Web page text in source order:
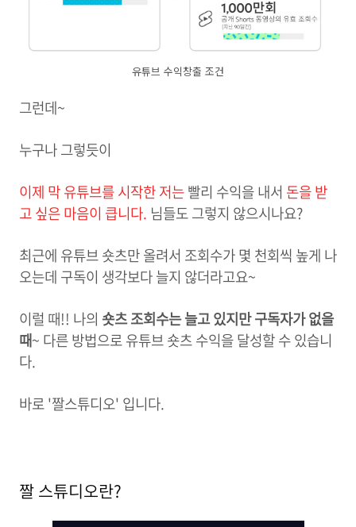
유튜브 수익창출 조건
그런데~
누구나 그렇듯이
이제 막 유튜브를 시작한 저는빨리 수익을 내서 돈을 받
고 싶은 마음이 큽니다. 님들도 그렇지 않으시나요?
최근에 유튜브 숏츠만 올려서 조회수가 몇 천회씩 높게 나
오는데 구독이 생각보다 늘지 않더라고요~
이럴 때!! 나의 숏츠 조회수는 늘고 있지만 구독자가 없을
때~ 다른 방법으로 유튜브 숏츠 수익을 달성할 수 있습니
다.
바로 '짤스튜디오' 입니다.
짤 스튜디오란?